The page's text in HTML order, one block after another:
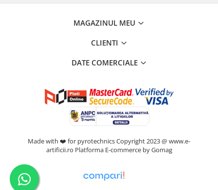
MAGAZINUL MEU
CLIENTI
DATE COMERCIALE
Made with ❤️ for pyrotechnics Copyright 2023 @ www.e-
artificii.ro Platforma E-commerce by Gomag